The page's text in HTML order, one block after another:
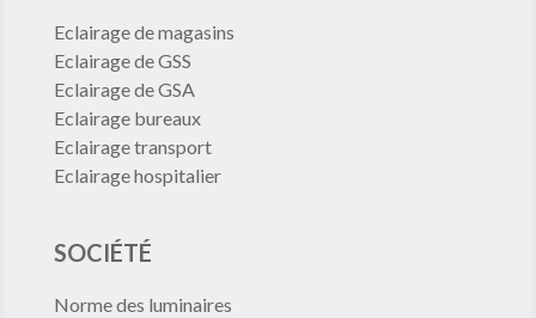
Eclairage de magasins
Eclairage de GSS
Eclairage de GSA
Eclairage bureaux
Eclairage transport
Eclairage hospitalier
SOCIÉTÉ
Norme des luminaires